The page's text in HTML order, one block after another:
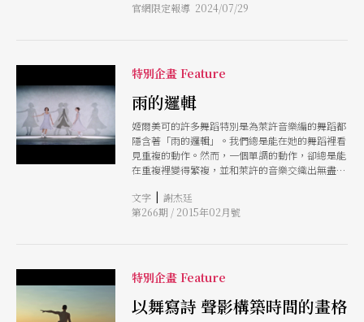
參考與合作，這次的論壇分享，也許能成為台灣舞
官網限定報導 2024/07/29
特別企畫 Feature
雨的邏輯
姬爾美可的許多舞蹈特別是為萊許音樂編的舞蹈都
隱含著「雨的邏輯」。我們總是能在她的舞蹈裡看
見重複的動作。然而，一個單調的動作，卻總是能
在重複裡變得繁複，並和萊許的音樂交織出無盡的
文字 | 謝杰廷
第266期 / 2015年02月號
特別企畫 Feature
以舞寫詩 聲影構築時間的畫格